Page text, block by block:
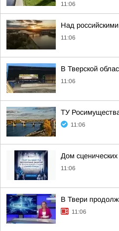
11:06
Над
11:06
В Тверской
11:06
ТУ
11:06
Дом
11:06
В Твери
11:06